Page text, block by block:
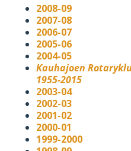
2008-09
2007-08
2006-07
2005-06
2004-05
Kauhajoen
1955-2015
2003-04
2002-03
2001-02
2000-01
1999-2000